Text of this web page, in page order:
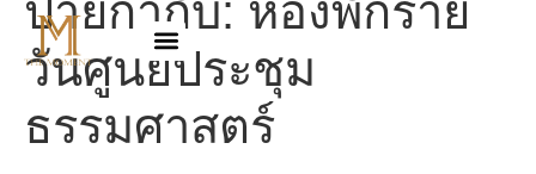
ป้ายกำกับ: ห้องพักราย
วันศูนย์ประชุม
ธรรมศาสตร์